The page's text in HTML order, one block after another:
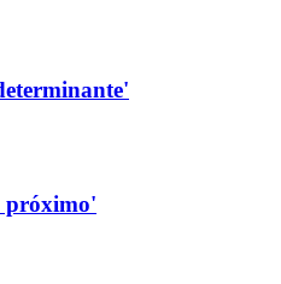
próximo'